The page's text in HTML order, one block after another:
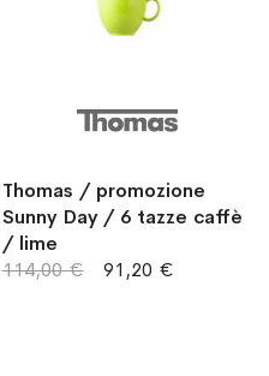
Thomas / promozione
Sunny Day / 6 tazze caffè
/ lime
91,20 €
114,00 €